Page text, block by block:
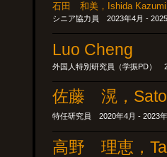
石田 和美，Ishida Kazumi
シニア協力員 2023年4月 -
Luo Cheng
外国人特別研究員（学振PD
佐藤 滉，
特任研究員 2020年4月 -
高野 理恵，